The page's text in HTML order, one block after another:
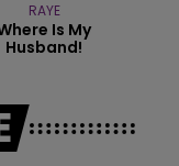
RAYE
Is My
Husband!